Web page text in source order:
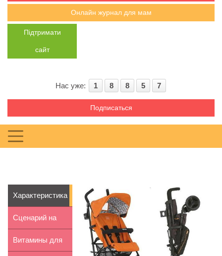
Онлайн журнал для мам
Підтримати
сайт
Нас уже: 1 8 8 5 7
Подписаться
Характеристика
прогулочной
коля...
Сценарий на
День учителя
Витамины для